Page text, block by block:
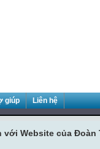
giúp Liên hệ
với Website của Đoàn